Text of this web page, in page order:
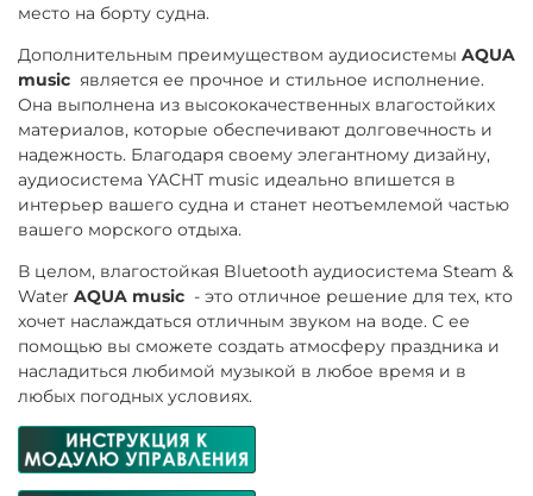
место на борту судна.
Дополнительным преимуществом аудиосистемы AQUA
music является ее прочное и стильное исполнение.
Она выполнена из высококачественных влагостойких
материалов, которые обеспечивают долговечность и
надежность. Благодаря своему элегантному дизайну,
аудиосистема YACHT music идеально впишется в
интерьер вашего судна и станет неотъемлемой частью
вашего морского отдыха.
В целом, влагостойкая Bluetooth аудиосистема Steam &
Water AQUA music - это отличное решение для тех, кто
хочет наслаждаться отличным звуком на воде. С ее
помощью вы сможете создать атмосферу праздника и
насладиться любимой музыкой в любое время и в
любых погодных условиях.